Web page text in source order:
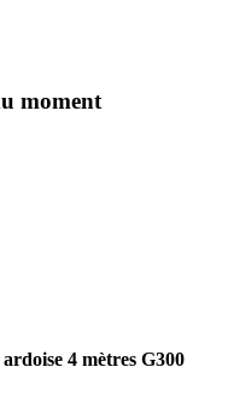
moment
4 mètres G300